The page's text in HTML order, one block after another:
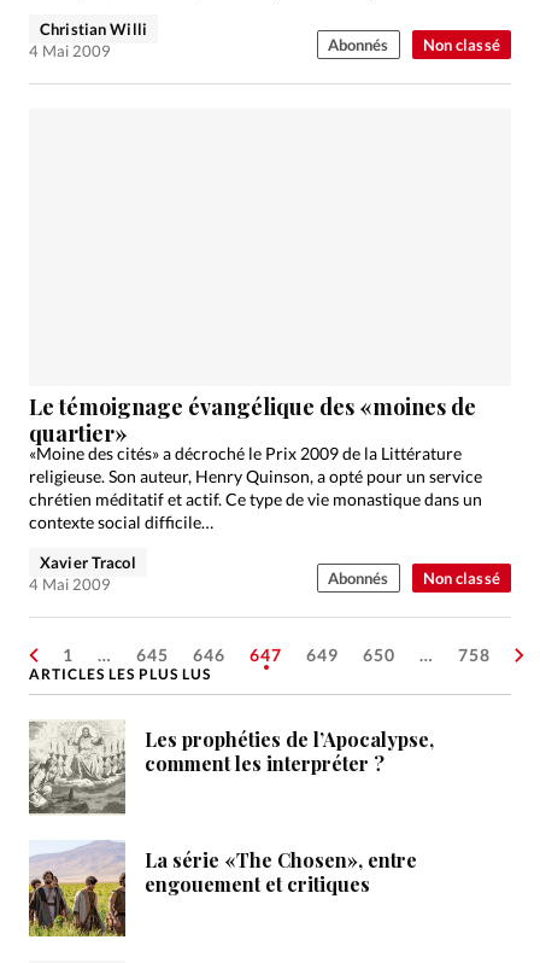
Non classé
Christian Willi
4 Mai 2009
Abonnés
Non classé
Le témoignage évangélique des «moines de
quartier»
«Moine des cités» a décroché le Prix 2009 de la Littérature
religieuse. Son auteur, Henry Quinson, a opté pour un service
chrétien méditatif et actif. Ce type de vie monastique dans un
contexte social difficile…
Xavier Tracol
4 Mai 2009
Abonnés
1 … 645 646 647 649 650 … 758
ARTICLES LES PLUS LUS
Les prophéties de l’Apocalypse,
comment les interpréter ?
La série «The Chosen», entre
engouement et critiques